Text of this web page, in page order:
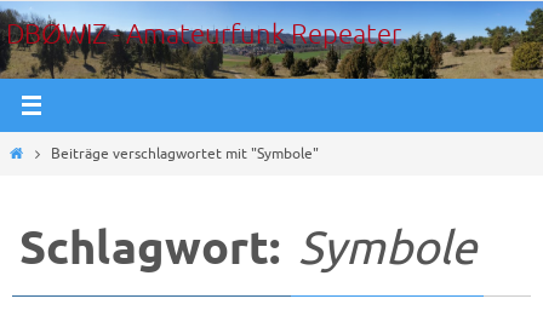
Zum
Inhalt
springen
DBØWIZ - Amateurfunk Repeater
StartBeiträge verschlagwortet mit "Symbole"
Schlagwort: Symbole